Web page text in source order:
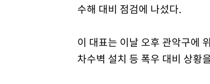
수해 대비 점검에 나섰다.
이 대표는 이날 오후 관악구에
차수벽 설치 등 폭우 대비 상황